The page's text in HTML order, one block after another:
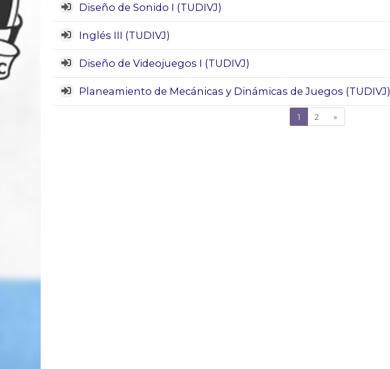
Diseño de Sonido I (TUDIVJ)
Inglés III (TUDIVJ)
Diseño de Videojuegos I (TUDIVJ)
Planeamiento de Mecánicas y Dinámicas de Juegos (TUDIVJ)
1(actual)
2 »Siguiente